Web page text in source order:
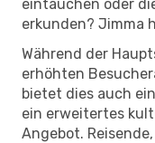
eintauchen oder
erkunden? Jimma
Während der
erhöhten
bietet dies auch
ein erweitertes
Angebot.